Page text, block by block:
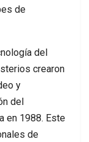
de
del
crearon
y
del
en 1988. Este
de